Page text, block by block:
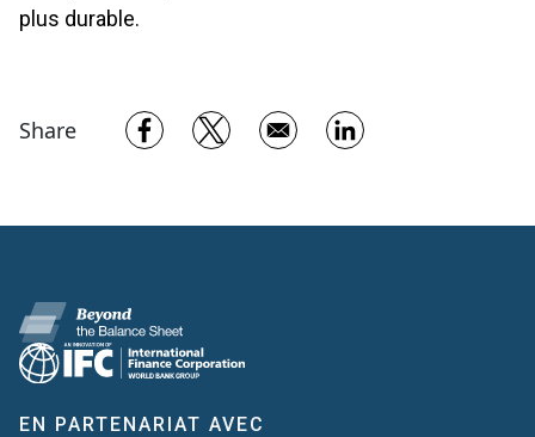
plus durable.
Share Opens in a new window
Opens in a new window
Opens in a new
EN PARTENARIAT AVEC